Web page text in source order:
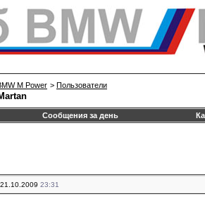
M Power > Пользователи
Сообщения за день
21.10.2009 23:31